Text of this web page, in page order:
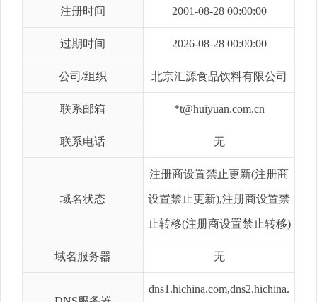
注册时间 2001-08-28 00:00:00
过期时间 2026-08-28 00:00:00
公司/组织 北京汇源食品饮料有限公司
联系邮箱 *t@huiyuan.com.cn
联系电话 无
域名状态
注册商设置禁止更新(注册商
设置禁止更新),注册商设置禁
止转移(注册商设置禁止转移)
域名服务器 无
dns1.hichina.com,dns2.hichina.